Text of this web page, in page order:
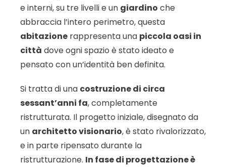
e interni, su tre livelli e un giardino che
abbraccia l’intero perimetro, questa
abitazione rappresenta una piccola oasi in
città dove ogni spazio è stato ideato e
pensato con un’identità ben definita.
Si tratta di una costruzione di circa
sessant’anni fa, completamente
ristrutturata. Il progetto iniziale, disegnato da
un architetto visionario, è stato rivalorizzato,
e in parte ripensato durante la
ristrutturazione. In fase di progettazione è